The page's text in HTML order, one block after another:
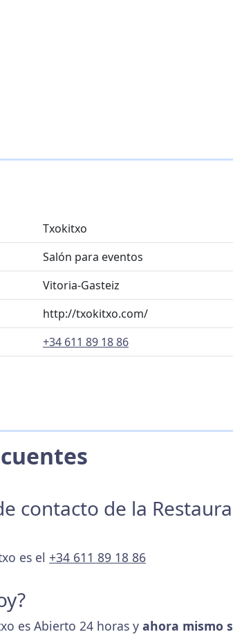
Txokitxo
Salón para eventos
Vitoria-Gasteiz
http://txokitxo.com/
+34 611 89 18 86
contacto de la
es el +34 611 89 18 86
es Abierto 24 horas y ahora mismo